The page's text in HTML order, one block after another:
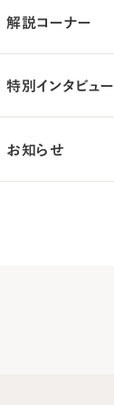
解説コーナー
特別インタビュー
お知らせ